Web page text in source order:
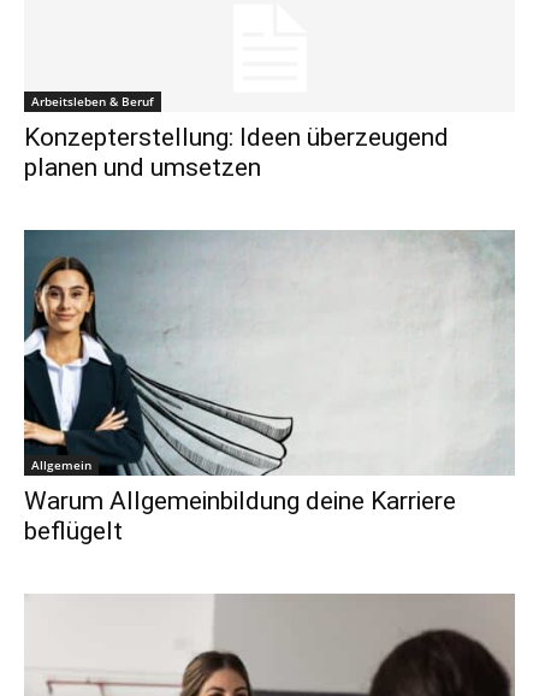
Arbeitsleben & Beruf
Konzepterstellung: Ideen überzeugend
planen und umsetzen
Allgemein
Warum Allgemeinbildung deine Karriere
beflügelt